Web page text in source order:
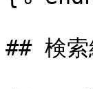
## 検索